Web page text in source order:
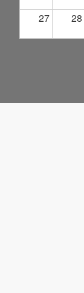
27 28